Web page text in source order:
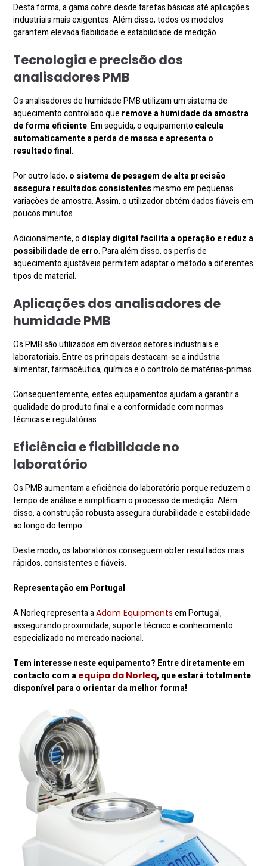
Desta forma, a gama cobre desde tarefas básicas até aplicações
industriais mais exigentes. Além disso, todos os modelos
garantem elevada fiabilidade e estabilidade de medição.
Tecnologia e precisão dos
analisadores PMB
Os analisadores de humidade PMB utilizam um sistema de
aquecimento controlado que remove a humidade da amostra
de forma eficiente. Em seguida, o equipamento calcula
automaticamente a perda de massa e apresenta o
resultado final.
Por outro lado, o sistema de pesagem de alta precisão
assegura resultados consistentesmesmo em pequenas
variações de amostra. Assim, o utilizador obtém dados fiáveis em
poucos minutos.
Adicionalmente, o display digital facilita a operação e reduz a
possibilidade de erro. Para além disso, os perfis de
aquecimento ajustáveis permitem adaptar o método a diferentes
tipos de material.
Aplicações dos analisadores de
humidade PMB
Os PMB são utilizados em diversos setores industriais e
laboratoriais. Entre os principais destacam-se a indústria
alimentar, farmacêutica, química e o controlo de matérias-primas.
Consequentemente, estes equipamentos ajudam a garantir a
qualidade do produto final e a conformidade com normas
técnicas e regulatórias.
Eficiência e fiabilidade no
laboratório
Os PMB aumentam a eficiência do laboratório porque reduzem o
tempo de análise e simplificam o processo de medição. Além
disso, a construção robusta assegura durabilidade e estabilidade
ao longo do tempo.
Deste modo, os laboratórios conseguem obter resultados mais
rápidos, consistentes e fiáveis.
Representação em Portugal
A Norleq representa aAdam Equipments em Portugal,
assegurando proximidade, suporte técnico e conhecimento
especializado no mercado nacional.
Tem interesse neste equipamento? Entre diretamente em
contacto com a equipa da Norleq, que estará totalmente
disponível para o orientar da melhor forma!